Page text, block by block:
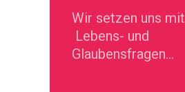
Wir setzen uns mit
Lebens- und
Glaubensfragen